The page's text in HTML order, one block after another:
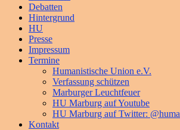
Debatten
Hintergrund
HU
Presse
Impressum
Termine
Humanistische Union e.V.
Verfassung schützen
Marburger Leuchtfeuer
HU Marburg auf Youtube
HU Marburg auf Twitter:
Kontakt